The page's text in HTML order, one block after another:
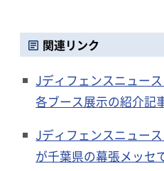
関連リンク
Jディフェンスニュース
各ブース展示の紹介記
Jディフェンスニュース
が千葉県の幕張メッセ